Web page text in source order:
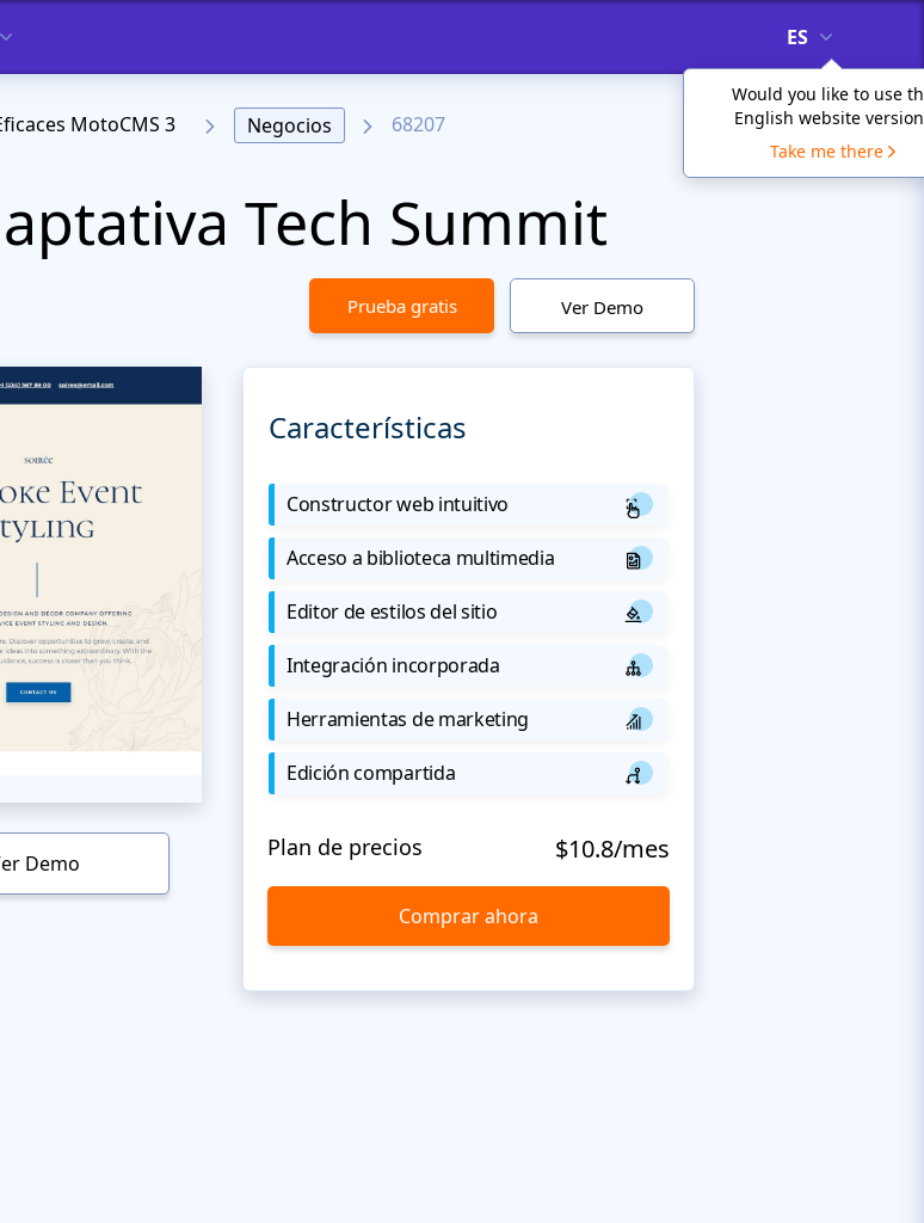
ES
Would you like to use
English website
Take me there
MotoCMS 3 Negocios 68207
Tech Summit
Prueba gratis Ver Demo
Demo
Características
Constructor web intuitivo
Acceso a biblioteca multimedia
Editor de estilos del sitio
Integración incorporada
Herramientas de marketing
Edición compartida
Plan de precios $10.8/mes
Comprar ahora